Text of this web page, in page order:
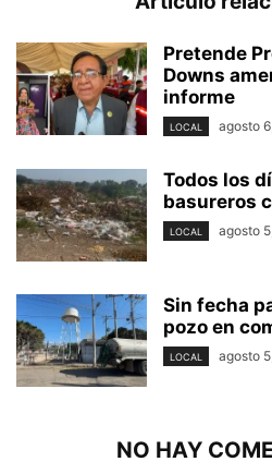
Pretende
Downs
informe
LOCAL agosto
Todos los
basureros
LOCAL agosto
Sin fecha
pozo en
LOCAL agosto
NO HAY